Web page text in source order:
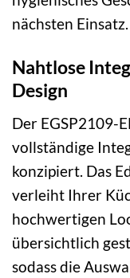
nächsten Einsatz.
Nahtlose
Design
Der EGSP2109-
vollständige
konzipiert. Das
verleiht Ihrer
hochwertigen
übersichtlich
sodass die